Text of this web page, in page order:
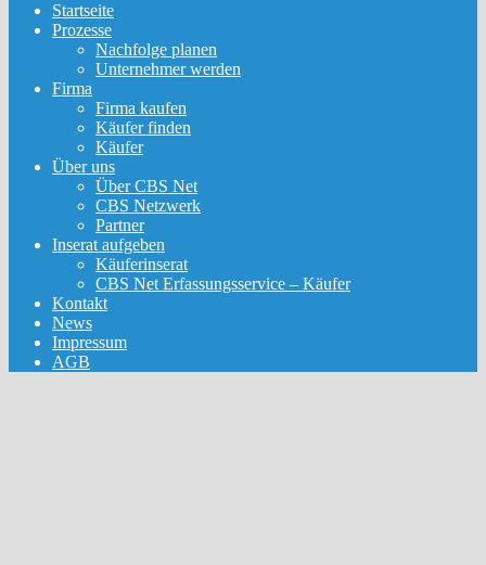
Startseite
Prozesse
Nachfolge planen
Unternehmer werden
Firma
Firma kaufen
Käufer finden
Käufer
Über uns
Über CBS Net
CBS Netzwerk
Partner
Inserat aufgeben
Käuferinserat
CBS Net Erfassungsservice – Käufer
Kontakt
News
Impressum
AGB